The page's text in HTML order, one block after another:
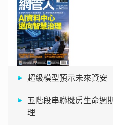
超級模型預示未來資安
五階段串聯機房生命
理